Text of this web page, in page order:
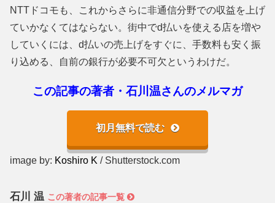
NTTドコモも、これからさらに非通信分野での収益を上げ
ていかなくてはならない。街中でd払いを使える店を増や
していくには、d払いの売上げをすぐに、手数料も安く振
り込める、自前の銀行が必要不可欠というわけだ。
この記事の著者・石川温さんのメルマガ
初月無料で読む
image by: Koshiro K / Shutterstock.com
石川 温 この著者の記事一覧